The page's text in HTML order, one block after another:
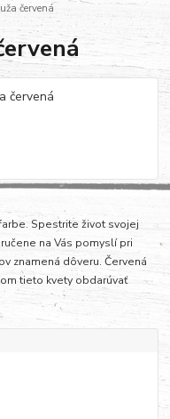
červená
Spestrite život svojej
na Vás pomyslí pri
znamená dôveru. Červená
tieto kvety obdarúvať